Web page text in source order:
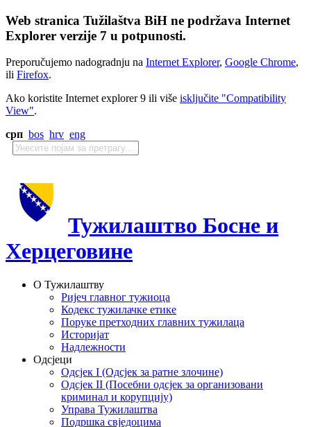
Web stranica Tužilaštva BiH ne podržava Internet
Explorer verzije 7 u potpunosti.
Preporučujemo nadogradnju na Internet Explorer, Google Chrome,
ili Firefox.
Ako koristite Internet explorer 9 ili više isključite "Compatibility
View".
срп bos hrv eng
Тужилаштво Босне и
Херцеговине
О Тужилаштву
Ријеч главног тужиоца
Кодекс тужилачке етике
Поруке претходних главних тужилаца
Историјат
Надлежности
Одсјеци
Одсјек I (Одсјек за ратне злочине)
Одсјек II (Посебни одсјек за организовани
криминал и корупцију)
Управа Тужилаштва
Подршка свједоцима